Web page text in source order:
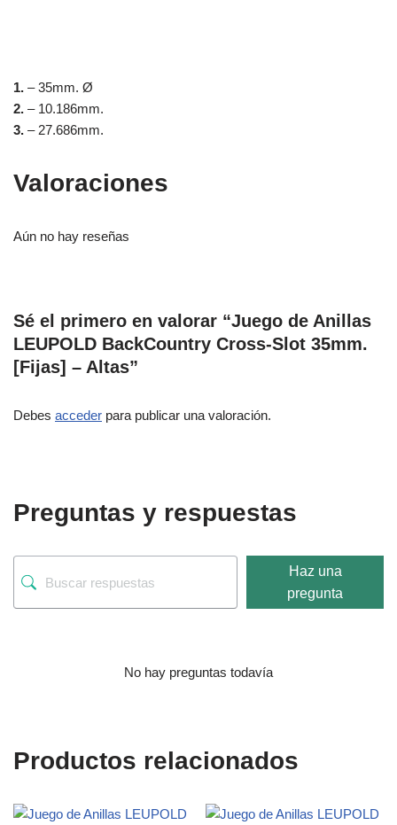
1. – 35mm. Ø
2. – 10.186mm.
3. – 27.686mm.
Valoraciones
Aún no hay reseñas
Sé el primero en valorar “Juego de Anillas
LEUPOLD BackCountry Cross-Slot 35mm.
[Fijas] – Altas”
Debes acceder para publicar una valoración.
Preguntas y respuestas
Haz una
pregunta
No hay preguntas todavía
Productos relacionados